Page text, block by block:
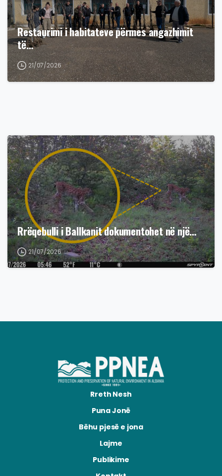
Restaurimi i habitateve përmes angazhimit
të…
21/07/2026
Rrëqebulli i Ballkanit dokumentohet në një…
21/07/2026
Rreth Nesh
Puna Jonë
Bëhu pjesë e jona
Lajme
Publikime